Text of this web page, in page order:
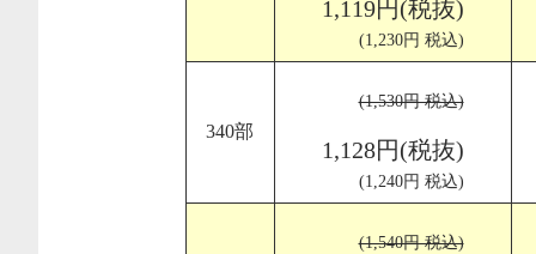
1,119円(税抜)
(1,230円 税込)
340部
(1,530円 税込)
1,128円(税抜)
(1,240円 税込)
(1,540円 税込)